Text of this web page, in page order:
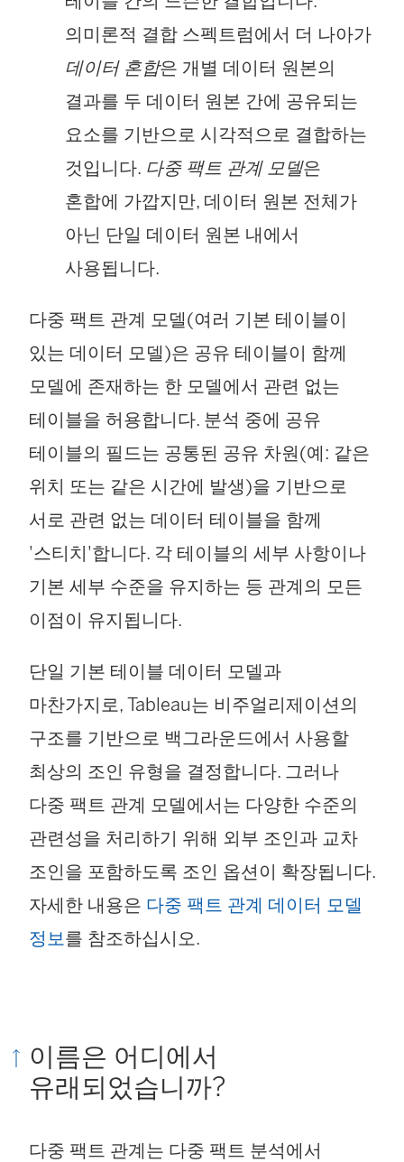
의미론적 결합 스펙트럼에서 더 나아가
데이터 혼합은 개별 데이터 원본의
결과를 두 데이터 원본 간에 공유되는
요소를 기반으로 시각적으로 결합하는
것입니다. 다중 팩트 관계 모델은
혼합에 가깝지만, 데이터 원본 전체가
아닌 단일 데이터 원본 내에서
사용됩니다.
다중 팩트 관계 모델(여러 기본 테이블이
있는 데이터 모델)은 공유 테이블이 함께
모델에 존재하는 한 모델에서 관련 없는
테이블을 허용합니다. 분석 중에 공유
테이블의 필드는 공통된 공유 차원(예: 같은
위치 또는 같은 시간에 발생)을 기반으로
서로 관련 없는 데이터 테이블을 함께
'스티치'합니다. 각 테이블의 세부 사항이나
기본 세부 수준을 유지하는 등 관계의 모든
이점이 유지됩니다.
단일 기본 테이블 데이터 모델과
마찬가지로, Tableau는 비주얼리제이션의
구조를 기반으로 백그라운드에서 사용할
최상의 조인 유형을 결정합니다. 그러나
다중 팩트 관계 모델에서는 다양한 수준의
관련성을 처리하기 위해 외부 조인과 교차
조인을 포함하도록 조인 옵션이 확장됩니다.
자세한 내용은 다중 팩트 관계 데이터 모델
정보를 참조하십시오.
이름은 어디에서
유래되었습니까?
다중 팩트 관계는 다중 팩트 분석에서